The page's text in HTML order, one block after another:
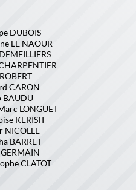
DUBOIS
LE NAOUR
CARON
LONGUET
KERISIT
BARRET
CLATOT